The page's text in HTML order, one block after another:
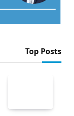
Top Posts